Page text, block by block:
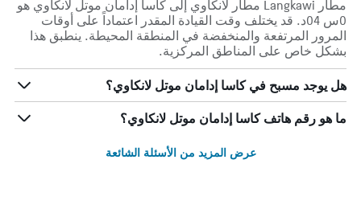
مطار Langkawi مطار لانكاوي إلى كاسا إدامان موتل لانكاوي هو
0س 04د. قد يختلف وقت القيادة المقدر اعتماداً على أوقات
المرور المرتفعة والمنخفضة في المنطقة المحيطة. ينطبق هذا
بشكل خاص على المناطق المركزية.
هل يوجد مسبح في كاسا إدامان موتل لانكاوي؟
ما هو رقم هاتف كاسا إدامان موتل لانكاوي؟
عرض المزيد من الأسئلة الشائعة